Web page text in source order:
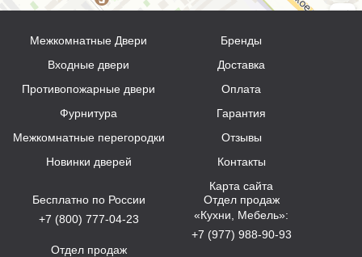
Межкомнатные Двери
Входные двери
Противопожарные двери
Фурнитура
Межкомнатные перегородки
Новинки дверей
Бренды
Доставка
Оплата
Гарантия
Отзывы
Контакты
Карта сайта
Бесплатно по России
+7 (800) 777-04-23
Отдел продаж
Отдел продаж
«Кухни, Мебель»:
+7 (977) 988-90-93